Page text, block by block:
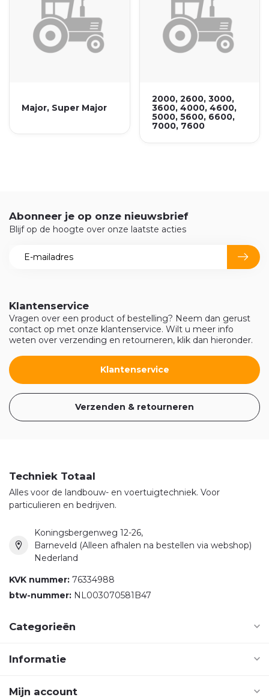
Major, Super Major
2000, 2600, 3000,
3600, 4000, 4600,
5000, 5600, 6600,
7000, 7600
Klantenservice
Vragen over een product of bestelling? Neem dan gerust
contact op met onze klantenservice. Wilt u meer info
weten over verzending en retourneren, klik dan hieronder.
Klantenservice
Verzenden & retourneren
Abonneer je op onze nieuwsbrief
Blijf op de hoogte over onze laatste acties
Techniek Totaal
Alles voor de landbouw- en voertuigtechniek. Voor
particulieren en bedrijven.
Koningsbergenweg 12-26,
Barneveld (Alleen afhalen na bestellen via webshop)
Nederland
KVK nummer: 76334988
btw-nummer: NL003070581B47
Categorieën
Informatie
Mijn account